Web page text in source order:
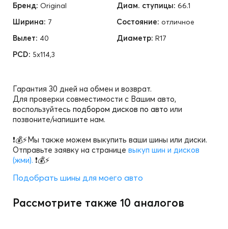
Бренд: Original Диам. ступицы: 66.1
Ширина: 7 Состояние: отличное
Вылет: 40 Диаметр: R17
PCD: 5x114,3
Гарантия 30 дней на обмен и возврат.
Для проверки совместимости с Вашим авто,
воспользуйтесь подбором дисков по авто или
позвоните/напишите нам.
❗💰⚡Мы также можем выкупить ваши шины или диски.
Отправьте заявку на странице выкуп шин и дисков
(жми). ❗💰⚡
Подобрать шины для моего авто
Рассмотрите также 10 аналогов